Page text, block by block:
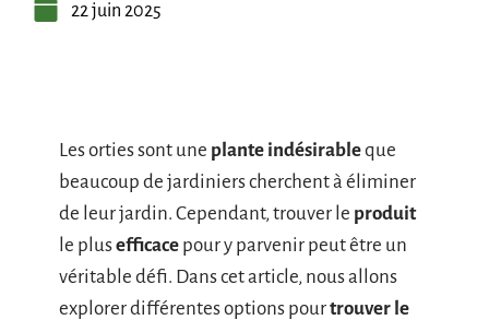
22 juin 2025
Les orties sont une plante indésirableque
beaucoup de jardiniers cherchent à éliminer
de leur jardin. Cependant, trouver le produit
le plusefficace pour y parvenir peut être un
véritable défi. Dans cet article, nous allons
explorer différentes options pourtrouver le